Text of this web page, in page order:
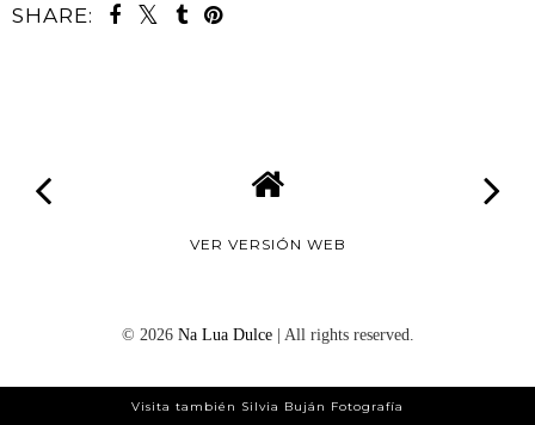
SHARE:
VER VERSIÓN WEB
© 2026 Na Lua Dulce | All rights reserved.
Visita también Silvia Buján Fotografía